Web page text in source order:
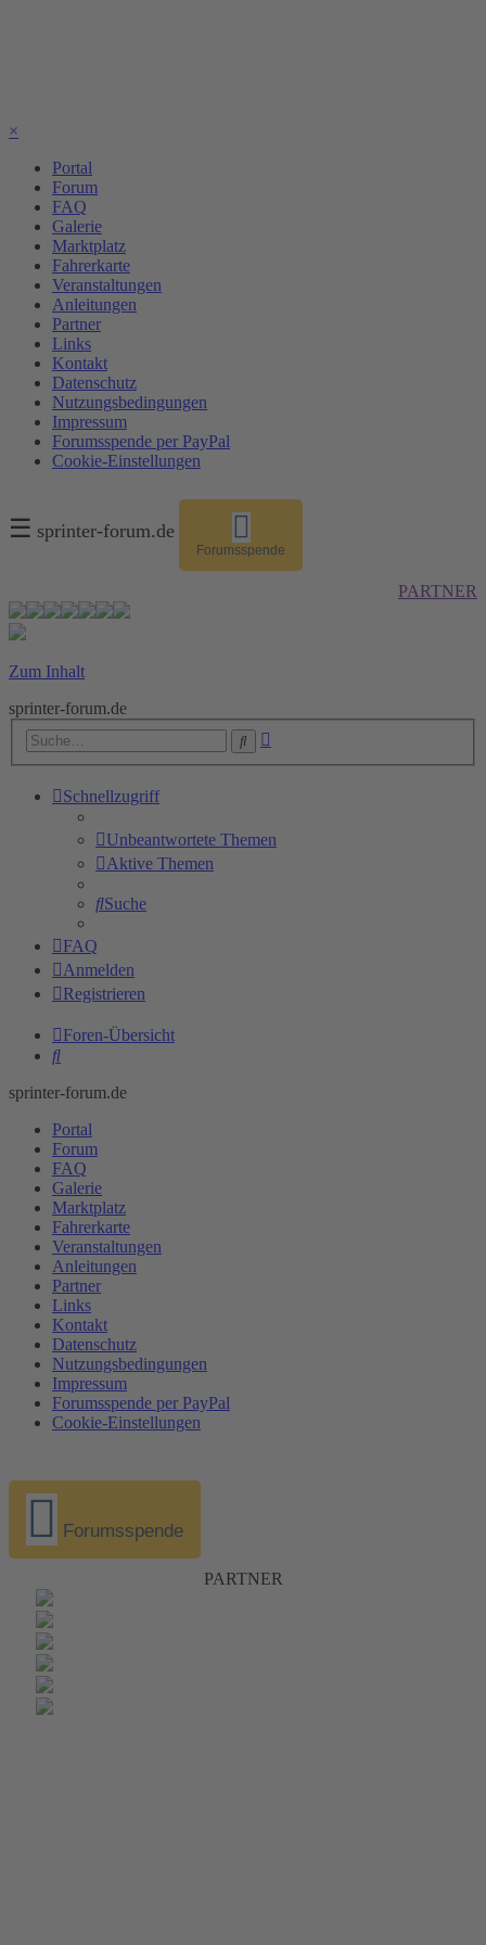
×
Portal
Forum
FAQ
Galerie
Marktplatz
Fahrerkarte
Veranstaltungen
Anleitungen
Partner
Links
Kontakt
Datenschutz
Nutzungsbedingungen
Impressum
Forumsspende per PayPal
Cookie-Einstellungen
☰ sprinter-forum.de
Forumsspende
PARTNER
Zum Inhalt
sprinter-forum.de
Suche
Schnellzugriff
Unbeantwortete Themen
Aktive Themen
Suche
FAQ
Anmelden
Registrieren
Foren-Übersicht
Suche
sprinter-forum.de
Portal
Forum
FAQ
Galerie
Marktplatz
Fahrerkarte
Veranstaltungen
Anleitungen
Partner
Links
Kontakt
Datenschutz
Nutzungsbedingungen
Impressum
Forumsspende per PayPal
Cookie-Einstellungen
Forumsspende
PARTNER